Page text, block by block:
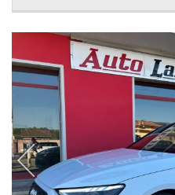
Cookie necessari
Cookie delle preferenze